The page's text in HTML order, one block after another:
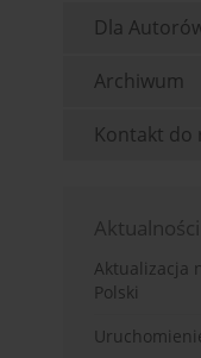
Dla
Archiwum
Kontakt do
Aktualności
Aktualizacja
Polski